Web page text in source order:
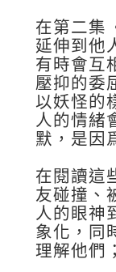
在第二集
延伸到他
有時會互
壓抑的委
以妖怪的
人的情緒
默，是因
在閱讀這
友碰撞、
人的眼神
象化，同
理解他們